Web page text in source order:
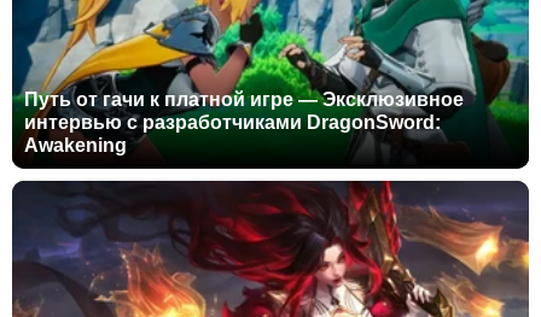
Путь от гачи к платной игре — Эксклюзивное
интервью с разработчиками DragonSword:
Awakening